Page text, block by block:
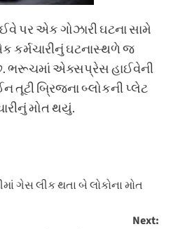
પર એક ગોઝારી ઘટના સામે
કર્મચારીનું ઘટનાસ્થળે જ
ભરૂચમાં એક્સપ્રેસ હાઈવેની
તૂટી બ્રિજના બ્લોકની પ્લેટ
મોત થયું.
ગેસ લીક થતા બે લોકોના મોત
Next: